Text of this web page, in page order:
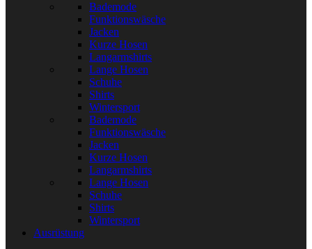
Bademode
Funktionswäsche
Jacken
Kurze Hosen
Langarmshirts
Lange Hosen
Schuhe
Shirts
Wintersport
Bademode
Funktionswäsche
Jacken
Kurze Hosen
Langarmshirts
Lange Hosen
Schuhe
Shirts
Wintersport
Ausrüstung